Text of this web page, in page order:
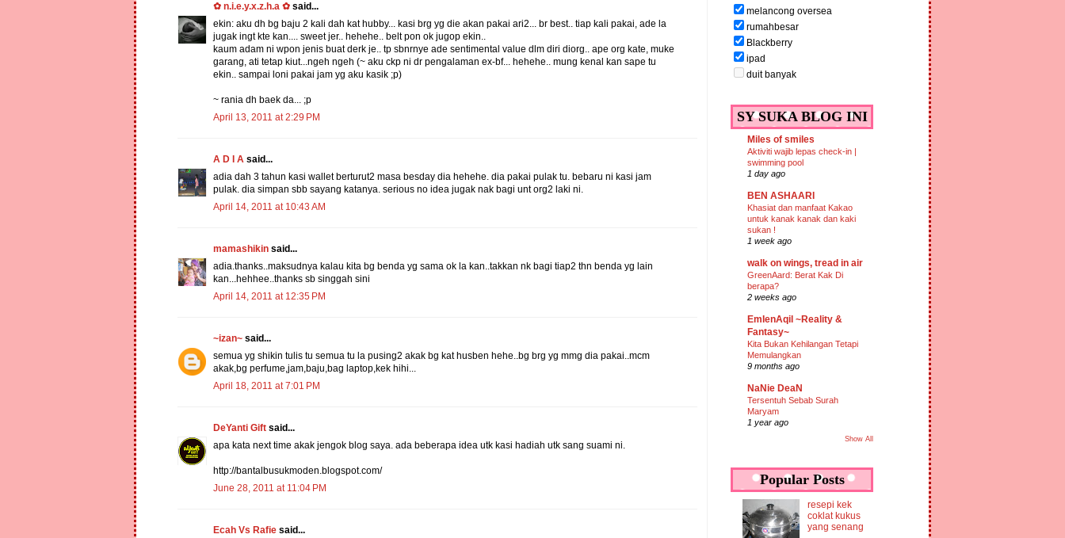
✿ n.i.e.y.x.z.h.a ✿ said...
ekin: aku dh bg baju 2 kali dah kat hubby... kasi brg yg die akan pakai ari2... br best.. tiap kali pakai, ade la
jugak ingt kte kan.... sweet jer.. hehehe.. belt pon ok jugop ekin..
kaum adam ni wpon jenis buat derk je.. tp sbnrnye ade sentimental value dlm diri diorg.. ape org kate, muke
garang, ati tetap kiut...ngeh ngeh (~ aku ckp ni dr pengalaman ex-bf... hehehe.. mung kenal kan sape tu
ekin.. sampai loni pakai jam yg aku kasik ;p)
~ rania dh baek da... ;p
April 13, 2011 at 2:29 PM
A D I A said...
adia dah 3 tahun kasi wallet berturut2 masa besday dia hehehe. dia pakai pulak tu. bebaru ni kasi jam
pulak. dia simpan sbb sayang katanya. serious no idea jugak nak bagi unt org2 laki ni.
April 14, 2011 at 10:43 AM
mamashikin said...
adia.thanks..maksudnya kalau kita bg benda yg sama ok la kan..takkan nk bagi tiap2 thn benda yg lain
kan...hehhee..thanks sb singgah sini
April 14, 2011 at 12:35 PM
~izan~ said...
semua yg shikin tulis tu semua tu la pusing2 akak bg kat husben hehe..bg brg yg mmg dia pakai..mcm
akak,bg perfume,jam,baju,bag laptop,kek hihi...
April 18, 2011 at 7:01 PM
DeYanti Gift said...
apa kata next time akak jengok blog saya. ada beberapa idea utk kasi hadiah utk sang suami ni.
http://bantalbusukmoden.blogspot.com/
June 28, 2011 at 11:04 PM
Ecah Vs Rafie said...
melancong oversea
rumahbesar
Blackberry
ipad
duit banyak
SY SUKA BLOG INI
Miles of smiles
Aktiviti wajib lepas check-in |
swimming pool
1 day ago
BEN ASHAARI
Khasiat dan manfaat Kakao
untuk kanak kanak dan kaki
sukan !
1 week ago
walk on wings, tread in air
GreenAard: Berat Kak Di
berapa?
2 weeks ago
EmIenAqil ~Reality &
Fantasy~
Kita Bukan Kehilangan Tetapi
Memulangkan
9 months ago
NaNie DeaN
Tersentuh Sebab Surah
Maryam
1 year ago
Show All
Popular Posts
resepi kek
coklat kukus
yang senang